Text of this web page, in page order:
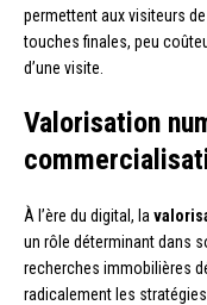
permettent aux visiteurs
touches finales, peu
d’une visite.
Valorisation
À l’ère du digital, la
un rôle déterminant dans
recherches immobilières
radicalement les